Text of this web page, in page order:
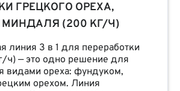
ГРЕЦКОГО ОРЕХА,
(200 КГ/Ч)
линия 3 в 1 для переработки
ч) — это одно решение для
видами ореха: фундуком,
орехом. Линия